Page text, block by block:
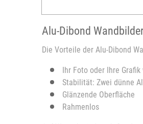
Alu-Dibond
Die Vorteile der Alu-Dibond
Ihr Foto oder Ihre
Stabilität: Zwei dünne
Glänzende Oberfläche
Rahmenlos